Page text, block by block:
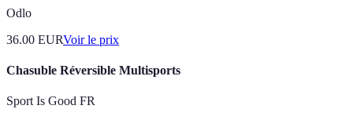
Odlo
36.00 EURVoir le prix
Chasuble Réversible Multisports
Sport Is Good FR